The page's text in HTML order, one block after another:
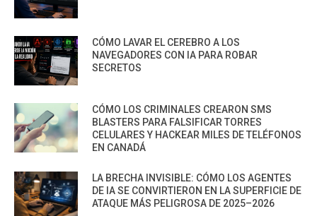
CÓMO LAVAR EL CEREBRO A LOS
NAVEGADORES CON IA PARA ROBAR
SECRETOS
CÓMO LOS CRIMINALES CREARON SMS
BLASTERS PARA FALSIFICAR TORRES
CELULARES Y HACKEAR MILES DE TELÉFONOS
EN CANADÁ
LA BRECHA INVISIBLE: CÓMO LOS AGENTES
DE IA SE CONVIRTIERON EN LA SUPERFICIE DE
ATAQUE MÁS PELIGROSA DE 2025–2026